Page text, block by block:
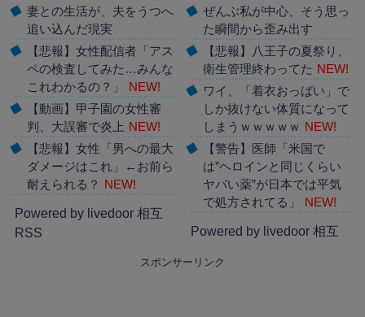
妻との生活が、夫をうつへ
追い込んだ現実
【悲報】女性配信者「アス
ペの検査してみた…みんな
これわかるの？」
NEW!
【動画】甲子園の女性審
判、大誤審で炎上 NEW!
【悲報】女性「男への最大
ダメージはこれ」←お前ら
耐えられる？
NEW!
Powered by livedoor 相互
RSS
ぜんぶ私が中心、そう思っ
た瞬間から歪み出す
【悲報】八王子の夏祭り、
衛生管理終わってた NEW!
ワイ、「着衣おっばい」で
しか抜けない体質になって
しまうｗｗｗｗｗ NEW!
【警告】医師「米国で
は”ヘロインと同じくらい
ヤバい薬”が日本では平気
で処方されてる」
NEW!
Powered by livedoor 相互
スポンサーリンク